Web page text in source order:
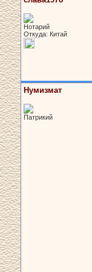
Нотарий
Откуда: Китай
Нумизмат
Патрикий